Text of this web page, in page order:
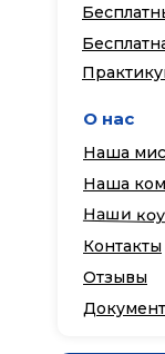
Наша
Наша
О нас
Наши
Контакты
Отзывы